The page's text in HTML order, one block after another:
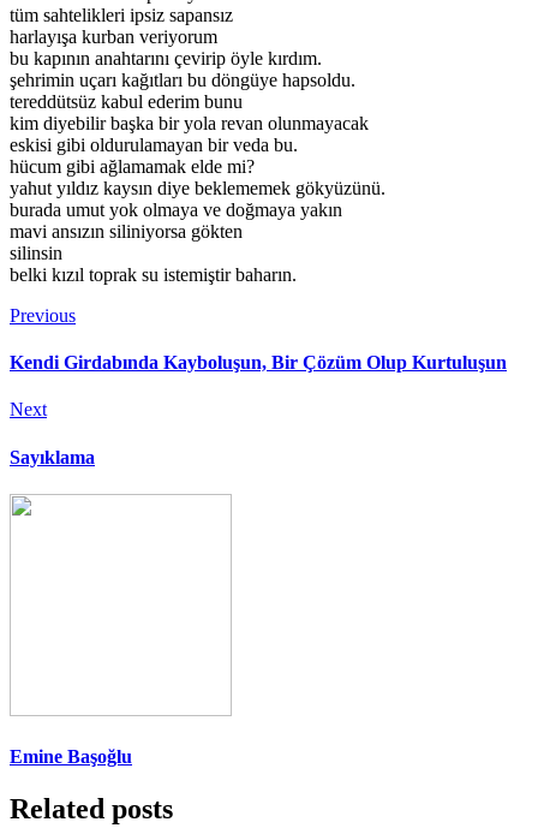
tüm sahtelikleri ipsiz sapansız
harlayışa kurban veriyorum
bu kapının anahtarını çevirip öyle kırdım.
şehrimin uçarı kağıtları bu döngüye hapsoldu.
tereddütsüz kabul ederim bunu
kim diyebilir başka bir yola revan olunmayacak
eskisi gibi oldurulamayan bir veda bu.
hücum gibi ağlamamak elde mi?
yahut yıldız kaysın diye beklememek gökyüzünü.
burada umut yok olmaya ve doğmaya yakın
mavi ansızın siliniyorsa gökten
silinsin
belki kızıl toprak su istemiştir baharın.
Previous
Kendi Girdabında Kayboluşun, Bir Çözüm Olup Kurtuluşun
Next
Sayıklama
Emine Başoğlu
Related posts